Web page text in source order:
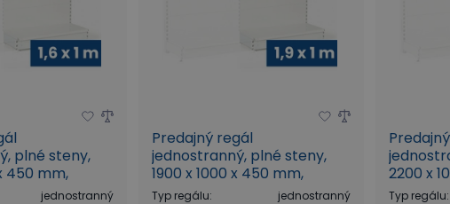
plné steny,
450 mm,
jednostranný
Predajný regál
jednostranný, plné steny,
1900 x 1000 x 450 mm,
prídavný, biela
Typ regálu:
jednostranný
2200 x
Typ regálu: